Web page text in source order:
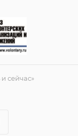
сейчас»